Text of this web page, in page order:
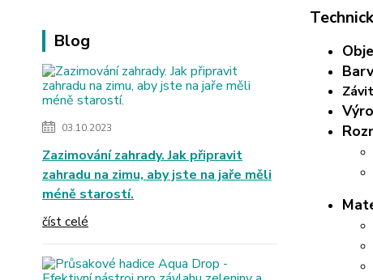
Blog
03.10.2023
Zazimování zahrady. Jak připravit
zahradu na zimu, aby jste na jaře měli
méně starostí.
číst celé